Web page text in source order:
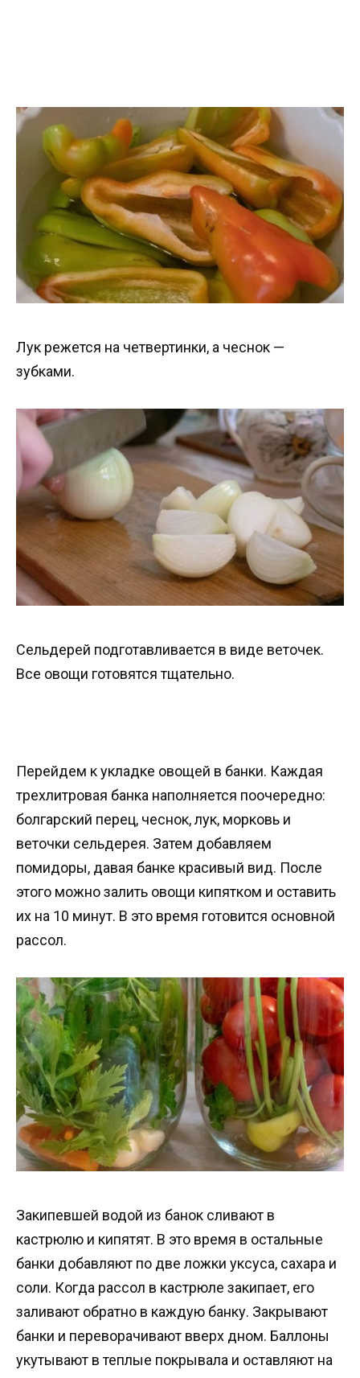
Лук режется на четвертинки, а чеснок —
зубками.
Сельдерей подготавливается в виде веточек.
Все овощи готовятся тщательно.
Перейдем к укладке овощей в банки. Каждая
трехлитровая банка наполняется поочередно:
болгарский перец, чеснок, лук, морковь и
веточки сельдерея. Затем добавляем
помидоры, давая банке красивый вид. После
этого можно залить овощи кипятком и оставить
их на 10 минут. В это время готовится основной
рассол.
Закипевшей водой из банок сливают в
кастрюлю и кипятят. В это время в остальные
банки добавляют по две ложки уксуса, сахара и
соли. Когда рассол в кастрюле закипает, его
заливают обратно в каждую банку. Закрывают
банки и переворачивают вверх дном. Баллоны
укутывают в теплые покрывала и оставляют на